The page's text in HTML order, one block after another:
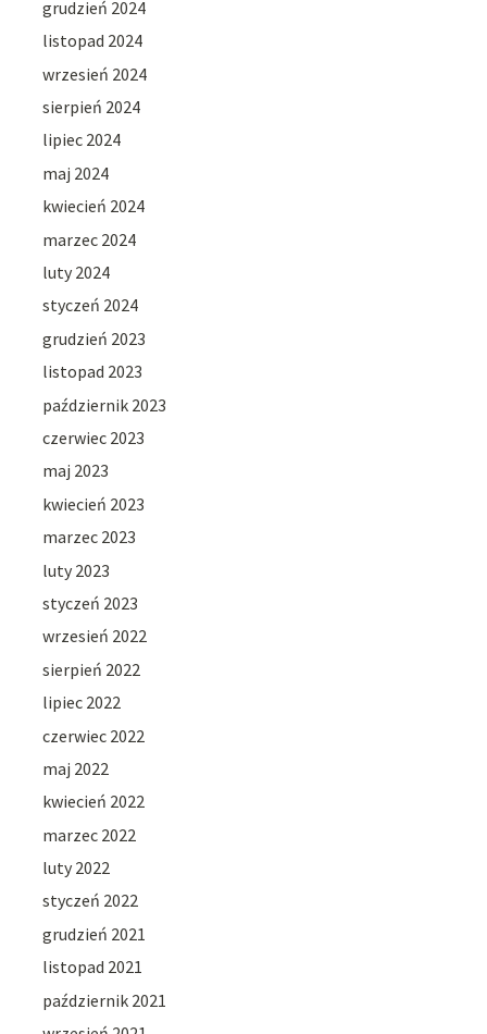
grudzień 2024
listopad 2024
wrzesień 2024
sierpień 2024
lipiec 2024
maj 2024
kwiecień 2024
marzec 2024
luty 2024
styczeń 2024
grudzień 2023
listopad 2023
październik 2023
czerwiec 2023
maj 2023
kwiecień 2023
marzec 2023
luty 2023
styczeń 2023
wrzesień 2022
sierpień 2022
lipiec 2022
czerwiec 2022
maj 2022
kwiecień 2022
marzec 2022
luty 2022
styczeń 2022
grudzień 2021
listopad 2021
październik 2021